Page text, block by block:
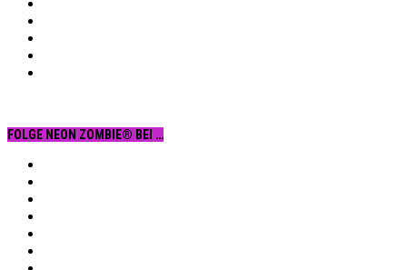
FOLGE NEON ZOMBIE® BEI …